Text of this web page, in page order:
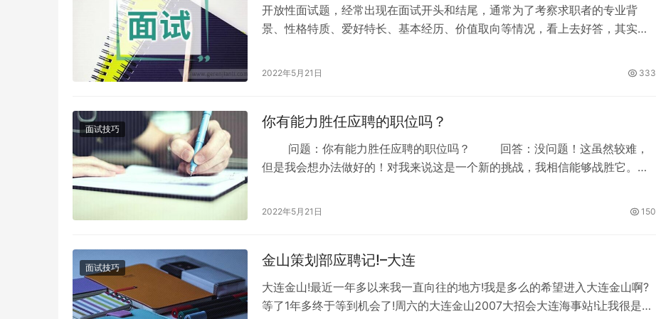
开放性面试题，经常出现在面试开头和结尾，通常为了考察求职者的专业背
景、性格特质、爱好特长、基本经历、价值取向等情况，看上去好答，其实深
2022年5月21日 333
面试技巧 你有能力胜任应聘的职位吗？
问题：你有能力胜任应聘的职位吗？ 回答：没问题！这虽然较难，
但是我会想办法做好的！对我来说这是一个新的挑战，我相信能够战胜它。
2022年5月21日 150
面试技巧 金山策划部应聘记!–大连
大连金山!最近一年多以来我一直向往的地方!我是多么的希望进入大连金山啊?
等了1年多终于等到机会了!周六的大连金山2007大招会大连海事站!让我很是个